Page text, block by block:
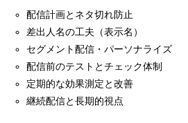
配信計画とネタ切れ防止
差出人名の工夫（表示名）
セグメント配信・パーソナライズ
配信前のテストとチェック体制
定期的な効果測定と改善
継続配信と長期的視点